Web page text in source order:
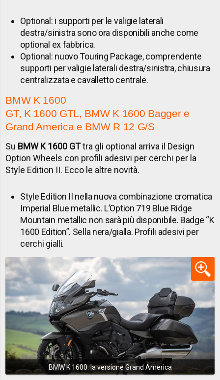
Optional: i supporti per le valigie laterali
destra/sinistra sono ora disponibili anche come
optional ex fabbrica.
Optional: nuovo Touring Package, comprendente
supporti per valigie laterali destra/sinistra, chiusura
centralizzata e cavalletto centrale.
BMW K 1600
GT, K 1600 GTL, BMW K 1600 Bagger e
Grand America e BMW R 12 G/S
Su BMW K 1600 GTtra gli optional arriva il Design
Option Wheels con profili adesivi per cerchi per la
Style Edition II. Ecco le altre novità.
Style Edition II nella nuova combinazione cromatica
Imperial Blue metallic. L’Option 719 Blue Ridge
Mountain metallic non sarà più disponibile. Badge “K
1600 Edition”. Sella nera/gialla. Profili adesivi per
cerchi gialli.
BMW K 1600: la versione Grand America